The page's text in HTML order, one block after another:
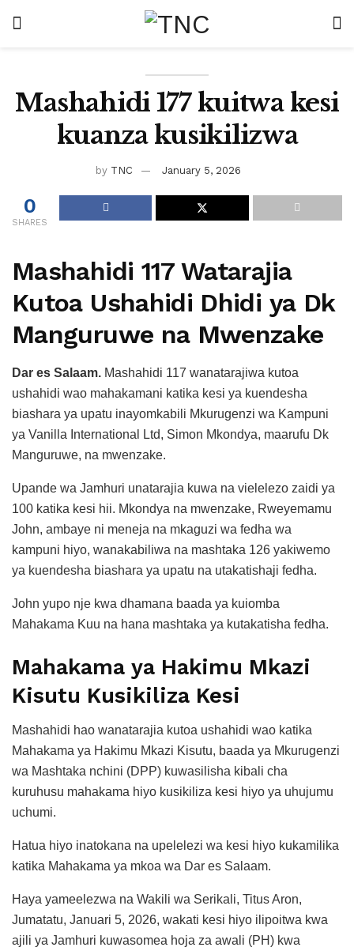
Mashahidi 177 kuitwa kesi
kuanza kusikilizwa
by TNC January 5, 2026
0
SHARES
Mashahidi 117 Watarajia
Kutoa Ushahidi Dhidi ya Dk
Manguruwe na Mwenzake
Dar es Salaam. Mashahidi 117 wanatarajiwa kutoa
ushahidi wao mahakamani katika kesi ya kuendesha
biashara ya upatu inayomkabili Mkurugenzi wa Kampuni
ya Vanilla International Ltd, Simon Mkondya, maarufu Dk
Manguruwe, na mwenzake.
Upande wa Jamhuri unatarajia kuwa na vielelezo zaidi ya
100 katika kesi hii. Mkondya na mwenzake, Rweyemamu
John, ambaye ni meneja na mkaguzi wa fedha wa
kampuni hiyo, wanakabiliwa na mashtaka 126 yakiwemo
ya kuendesha biashara ya upatu na utakatishaji fedha.
John yupo nje kwa dhamana baada ya kuiomba
Mahakama Kuu na hana mashtaka ya kutakatisha fedha.
Mahakama ya Hakimu Mkazi
Kisutu Kusikiliza Kesi
Mashahidi hao wanatarajia kutoa ushahidi wao katika
Mahakama ya Hakimu Mkazi Kisutu, baada ya Mkurugenzi
wa Mashtaka nchini (DPP) kuwasilisha kibali cha
kuruhusu mahakama hiyo kusikiliza kesi hiyo ya uhujumu
uchumi.
Hatua hiyo inatokana na upelelezi wa kesi hiyo kukamilika
katika Mahakama ya mkoa wa Dar es Salaam.
Haya yameelezwa na Wakili wa Serikali, Titus Aron,
Jumatatu, Januari 5, 2026, wakati kesi hiyo ilipoitwa kwa
ajili ya Jamhuri kuwasomea hoja za awali (PH) kwa